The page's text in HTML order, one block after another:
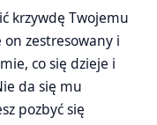
krzywdę Twojemu
zestresowany i
co się dzieje i
da się mu
pozbyć się